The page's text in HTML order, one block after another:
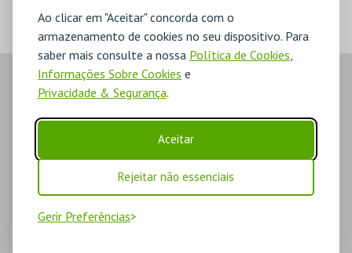
Ao clicar em "Aceitar" concorda com o
armazenamento de cookies no seu dispositivo. Para
saber mais consulte a nossa Política de Cookies,
Informações Sobre Cookies e
Privacidade & Segurança.
Aceitar
Rejeitar não essenciais
Gerir Preferências